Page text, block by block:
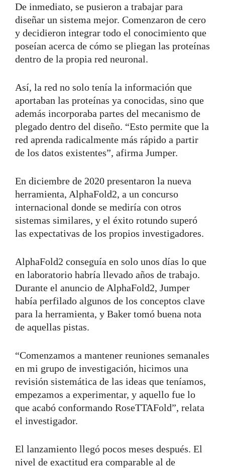
De inmediato, se pusieron a trabajar para
diseñar un sistema mejor. Comenzaron de cero
y decidieron integrar todo el conocimiento que
poseían acerca de cómo se pliegan las proteínas
dentro de la propia red neuronal.
Así, la red no solo tenía la información que
aportaban las proteínas ya conocidas, sino que
además incorporaba partes del mecanismo de
plegado dentro del diseño. “Esto permite que la
red aprenda radicalmente más rápido a partir
de los datos existentes”, afirma Jumper.
En diciembre de 2020 presentaron la nueva
herramienta, AlphaFold2, a un concurso
internacional donde se mediría con otros
sistemas similares, y el éxito rotundo superó
las expectativas de los propios investigadores.
AlphaFold2 conseguía en solo unos días lo que
en laboratorio habría llevado años de trabajo.
Durante el anuncio de AlphaFold2, Jumper
había perfilado algunos de los conceptos clave
para la herramienta, y Baker tomó buena nota
de aquellas pistas.
“Comenzamos a mantener reuniones semanales
en mi grupo de investigación, hicimos una
revisión sistemática de las ideas que teníamos,
empezamos a experimentar, y aquello fue lo
que acabó conformando RoseTTAFold”, relata
el investigador.
El lanzamiento llegó pocos meses después. El
nivel de exactitud era comparable al de